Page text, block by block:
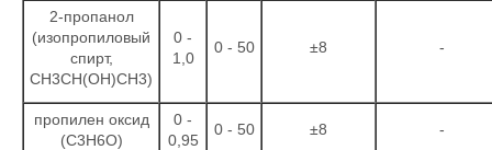
2-пропанол
(изопропиловый
спирт,
СН3СН(ОН)СН3)
0 -
1,0
0 - 50 ±8 -
пропилен оксид
(С3Н6О)
0 -
0,95
0 - 50 ±8 -